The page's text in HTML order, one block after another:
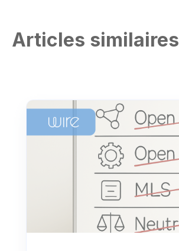
Articles similaires